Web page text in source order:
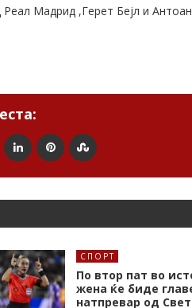
Реал Мадрид ,Герет Бејл и
СПОРТ
По втор пат во
жена ќе биде
натпревар од